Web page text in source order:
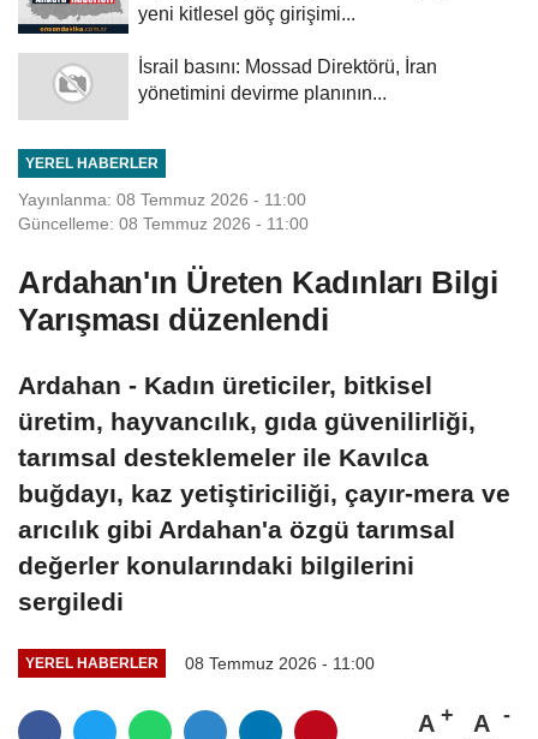
yeni kitlesel göç girişimi...
İsrail basını: Mossad Direktörü, İran
yönetimini devirme planının...
YEREL HABERLER
Yayınlanma: 08 Temmuz 2026 - 11:00
Güncelleme: 08 Temmuz 2026 - 11:00
Ardahan'ın Üreten Kadınları Bilgi
Yarışması düzenlendi
Ardahan - Kadın üreticiler, bitkisel
üretim, hayvancılık, gıda güvenilirliği,
tarımsal desteklemeler ile Kavılca
buğdayı, kaz yetiştiriciliği, çayır-mera ve
arıcılık gibi Ardahan'a özgü tarımsal
değerler konularındaki bilgilerini
sergiledi
YEREL HABERLER 08 Temmuz 2026 - 11:00
A A